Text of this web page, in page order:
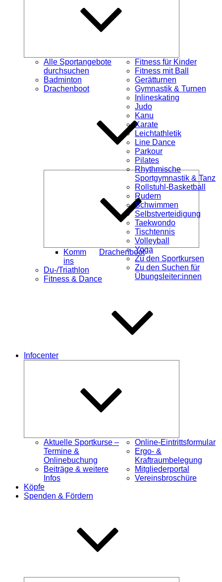
Alle Sportangebote
durchsuchen
Badminton
Drachenboot
öffnen
Komm
ins
Drachenboot
Du-/Triathlon
Fitness & Dance
Fitness für Kinder
Fitness mit Ball
Gerätturnen
Gymnastik & Turnen
Inlineskating
Judo
Kanu
Karate
Leichtathletik
Line Dance
Parkour
Pilates
Rhythmische
Sportgymnastik & Tanz
Rollstuhl-Basketball
Rudern
Schwimmen
Selbstverteidigung
Taekwondo
Tischtennis
Volleyball
Yoga
Zu den Sportkursen
Zu den Suchen für
Übungsleiter:innen
Infocenter
Aktuelle Sportkurse –
Termine &
Onlinebuchung
Beiträge & weitere
Infos
Online-Eintrittsformular
Ergo- &
Kraftraumbelegung
Mitgliederportal
Vereinsbroschüre
Köpfe
Spenden & Fördern